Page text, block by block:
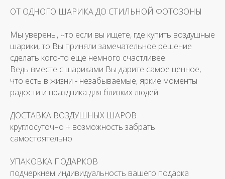
ОТ ОДНОГО ШАРИКА ДО СТИЛЬНОЙ ФОТОЗОНЫ
Мы уверены, что если вы ищете, где купить воздушные
шарики, то Вы приняли замечательное решение
сделать кого-то еще немного счастливее.
Ведь вместе с шариками Вы дарите самое ценное,
что есть в жизни - незабываемые, яркие моменты
радости и праздника для близких людей.
ДОСТАВКА ВОЗДУШНЫХ ШАРОВ
круглосуточно + возможность забрать
самостоятельно
УПАКОВКА ПОДАРКОВ
подчеркнем индивидуальность вашего подарка